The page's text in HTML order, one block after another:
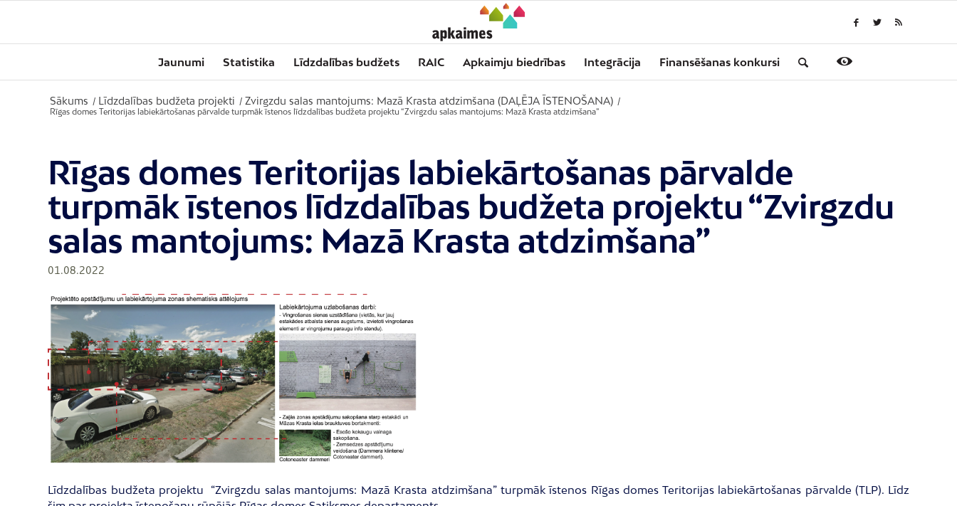
Jaunumi Statistika Līdzdalības budžets RAIC Apkaimju biedrības Integrācija Finansēšanas konkursi
Sākums / Līdzdalības budžeta projekti / Zvirgzdu salas mantojums: Mazā Krasta atdzimšana (DAĻĒJA ĪSTENOŠANA) /
Rīgas domes Teritorijas labiekārtošanas pārvalde turpmāk īstenos līdzdalības budžeta projektu “Zvirgzdu salas mantojums: Mazā Krasta atdzimšana”
Rīgas domes Teritorijas labiekārtošanas pārvalde
turpmāk īstenos līdzdalības budžeta projektu “Zvirgzdu
salas mantojums: Mazā Krasta atdzimšana”
01.08.2022
Līdzdalības budžeta projektu “Zvirgzdu salas mantojums: Mazā Krasta atdzimšana” turpmāk īstenos Rīgas domes Teritorijas labiekārtošanas pārvalde (TLP). Līdz